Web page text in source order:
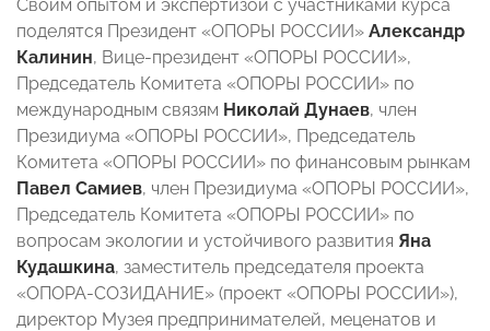
Своим опытом и экспертизой с участниками курса
поделятся Президент «ОПОРЫ РОССИИ» Александр
Калинин, Вице-президент «ОПОРЫ РОССИИ»,
Председатель Комитета «ОПОРЫ РОССИИ» по
международным связям Николай Дунаев, член
Президиума «ОПОРЫ РОССИИ», Председатель
Комитета «ОПОРЫ РОССИИ» по финансовым рынкам
Павел Самиев, член Президиума «ОПОРЫ РОССИИ»,
Председатель Комитета «ОПОРЫ РОССИИ» по
вопросам экологии и устойчивого развития Яна
Кудашкина, заместитель председателя проекта
«ОПОРА-СОЗИДАНИЕ» (проект «ОПОРЫ РОССИИ»),
директор Музея предпринимателей, меценатов и